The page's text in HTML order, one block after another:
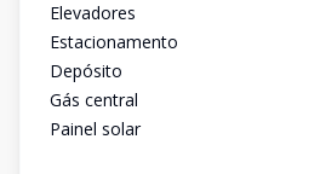
Elevadores
Estacionamento
Depósito
Gás central
Painel solar